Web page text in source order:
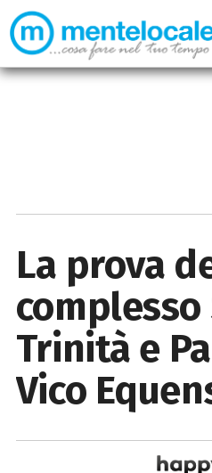
La prova
complesso
Trinità e
Vico